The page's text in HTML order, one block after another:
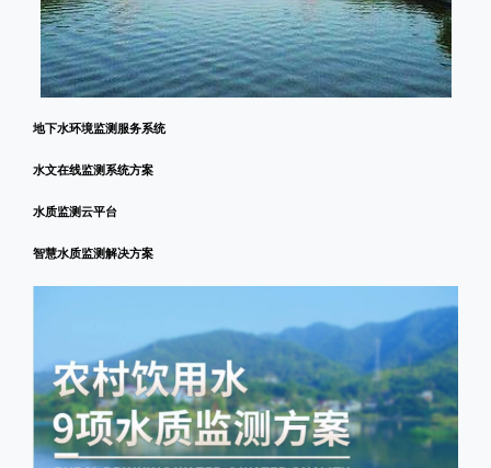
地下水环境监测服务系统
水文在线监测系统方案
水质监测云平台
智慧水质监测解决方案